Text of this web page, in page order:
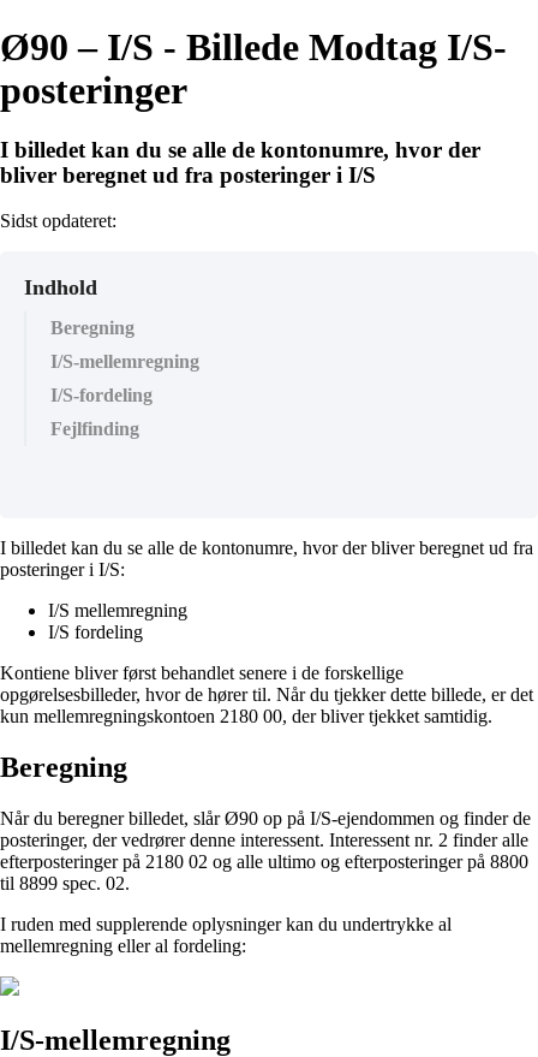
Ø90 – I/S - Billede Modtag I/S-
posteringer
I billedet kan du se alle de kontonumre, hvor der
bliver beregnet ud fra posteringer i I/S
Sidst opdateret:
Indhold
Beregning
I/S-mellemregning
I/S-fordeling
Fejlfinding
I billedet kan du se alle de kontonumre, hvor der bliver beregnet ud fra
posteringer i I/S:
I/S mellemregning
I/S fordeling
Kontiene bliver først behandlet senere i de forskellige
opgørelsesbilleder, hvor de hører til. Når du tjekker dette billede, er det
kun mellemregningskontoen 2180 00, der bliver tjekket samtidig.
Beregning
Når du beregner billedet, slår Ø90 op på I/S-ejendommen og finder de
posteringer, der vedrører denne interessent. Interessent nr. 2 finder alle
efterposteringer på 2180 02 og alle ultimo og efterposteringer på 8800
til 8899 spec. 02.
I ruden med supplerende oplysninger kan du undertrykke al
mellemregning eller al fordeling:
I/S-mellemregning